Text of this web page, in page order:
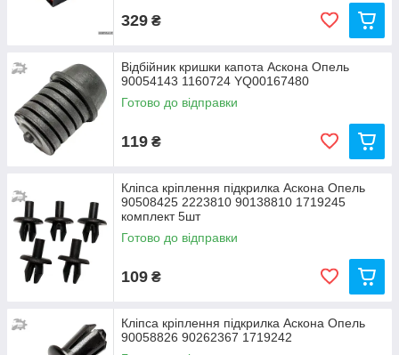
329 ₴
Відбійник кришки капота Аскона Опель
90054143 1160724 YQ00167480
Готово до відправки
119 ₴
Кліпса кріплення підкрилка Аскона Опель
90508425 2223810 90138810 1719245
комплект 5шт
Готово до відправки
109 ₴
Кліпса кріплення підкрилка Аскона Опель
90058826 90262367 1719242